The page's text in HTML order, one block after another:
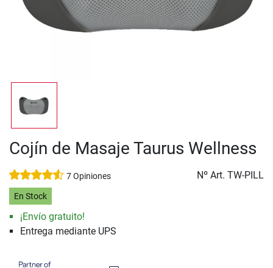
Cojín de Masaje Taurus Wellness
7 Opiniones Nº Art. TW-PILL
En Stock
¡Envío gratuito!
Entrega mediante UPS